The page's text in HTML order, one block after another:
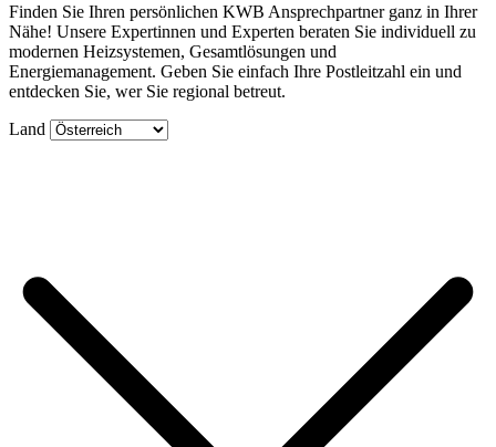
Finden Sie Ihren persönlichen KWB Ansprechpartner ganz in Ihrer
Nähe! Unsere Expertinnen und Experten beraten Sie individuell zu
modernen Heizsystemen, Gesamtlösungen und
Energiemanagement. Geben Sie einfach Ihre Postleitzahl ein und
entdecken Sie, wer Sie regional betreut.
Land